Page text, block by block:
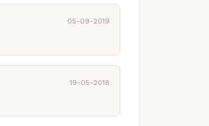
05-09-2019
19-05-2018